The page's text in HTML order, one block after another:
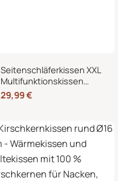
Seitenschläferkissen XXL
Multifunktionskissen
Stillkissen – Lesekissen
für Bett und Sofa, weich
29,99€